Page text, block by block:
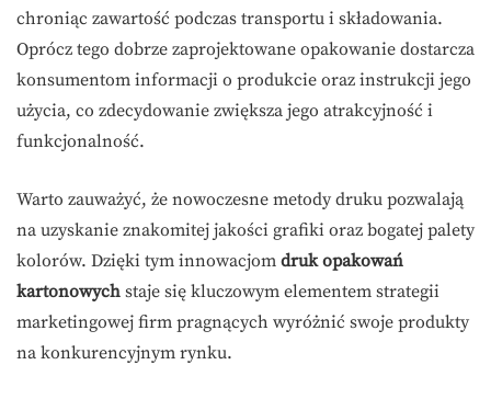
chroniąc zawartość podczas transportu i składowania.
Oprócz tego dobrze zaprojektowane opakowanie dostarcza
konsumentom informacji o produkcie oraz instrukcji jego
użycia, co zdecydowanie zwiększa jego atrakcyjność i
funkcjonalność.
Warto zauważyć, że nowoczesne metody druku pozwalają
na uzyskanie znakomitej jakości grafiki oraz bogatej palety
kolorów. Dzięki tym innowacjom druk opakowań
kartonowych staje się kluczowym elementem strategii
marketingowej firm pragnących wyróżnić swoje produkty
na konkurencyjnym rynku.